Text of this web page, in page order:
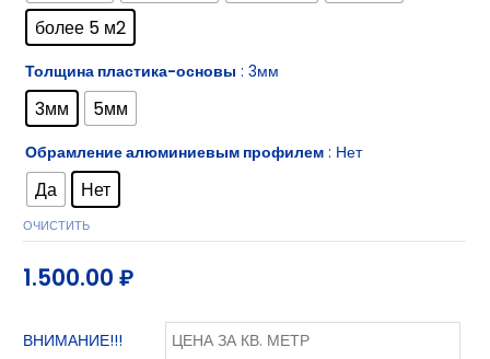
более 5 м2
Толщина пластика-основы : 3мм
3мм 5мм
Обрамление алюминиевым профилем : Нет
Да Нет
ОЧИСТИТЬ
1.500.00₽
ВНИМАНИЕ!!!